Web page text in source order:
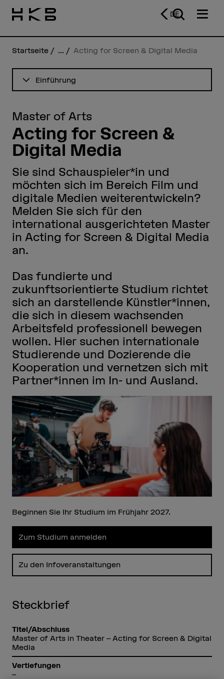
DE
Startseite ... Acting for Screen & Digital Media
Einführung
Master of Arts
Acting for Screen &
Digital Media
Sie sind Schauspieler*in und
möchten sich im Bereich Film und
digitale Medien weiterentwickeln?
Melden Sie sich für den
international ausgerichteten Master
in Acting for Screen & Digital Media
an.
Das fundierte und
zukunftsorientierte Studium richtet
sich an darstellende Künstler*innen,
die sich in diesem wachsenden
Arbeitsfeld professionell bewegen
wollen. Hier suchen internationale
Studierende und Dozierende die
Kooperation und vernetzen sich mit
Partner*innen im In- und Ausland.
Beginnen Sie Ihr Studium im Frühjahr 2027.
Zum Studium anmelden
Zu den Infoveranstaltungen
Steckbrief
Titel/Abschluss
Master of Arts in Theater – Acting for Screen & Digital
Media
Vertiefungen
–